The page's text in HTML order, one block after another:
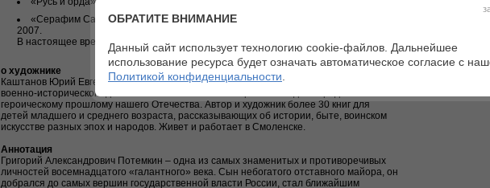
«Серафим Саровский. Гражданин Небесного Отечества». М.: Белый город,
2007.
В настоящее время – главный редактор издательства «Царское Село».
о художнике
Каштанов Юрий Евгеньевич родился в 1960 году.Художник-иллюстратор, участник
военно-исторического движения России. В своем творчестве отдает предпочтение
героическому прошлому нашего Отечества. Автор и художник более 30 книг для
детей младшего и среднего возраста, рассказывающих об истории, быте, воинском
искусстве разных эпох и народов. Живет и работает в Смоленске.
Аннотация
Григорий Александрович Потемкин – одна из самых знаменитых и противоречивых
личностей восемнадцатого «галантного» века. Сын небогатого отставного майора, он
добрался до самых вершин государственной власти России, стал ближайшим
ОБРАТИТЕ ВНИМАНИЕ
Данный сайт использует технологию cookie-файлов. Дальнейшее
использование ресурса будет означать автоматическое согласие с
Политикой конфиденциальности